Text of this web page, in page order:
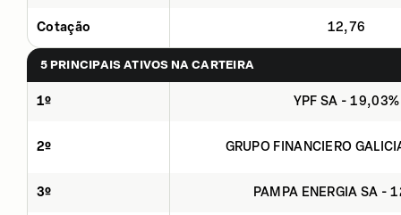
Cotação 12,76
5 PRINCIPAIS ATIVOS NA CARTEIRA
1º YPF SA - 19,03%
2º GRUPO FINANCIERO
3º PAMPA ENERGIA SA -